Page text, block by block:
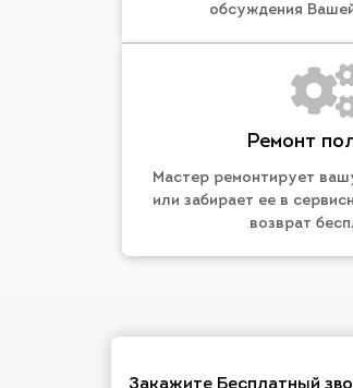
обсуждения
Ремонт
Мастер ремонтирует
или забирает ее в
возврат